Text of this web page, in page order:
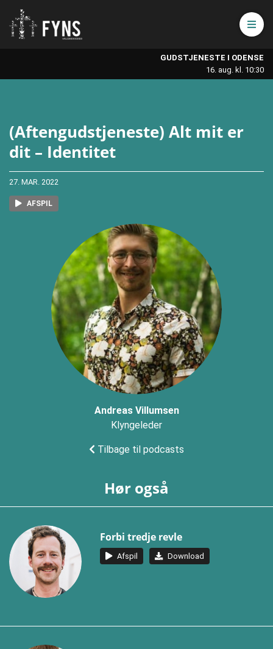
GUDSTJENESTE I ODENSE
16. aug. kl. 10:30
Åbn
Andreas Villumsen
Klyngeleder
Tilbage til podcasts
(Aftengudstjeneste) Alt mit er
dit – Identitet
27. MAR. 2022
AFSPIL
Hør også
Forbi tredje revle
Afspil Download